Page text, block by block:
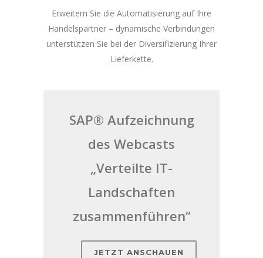
Erweitern Sie die Automatisierung auf Ihre
Handelspartner – dynamische Verbindungen
unterstützen Sie bei der Diversifizierung Ihrer
Lieferkette.
SAP® Aufzeichnung
des Webcasts
„Verteilte IT-
Landschaften
zusammenführen“
JETZT ANSCHAUEN